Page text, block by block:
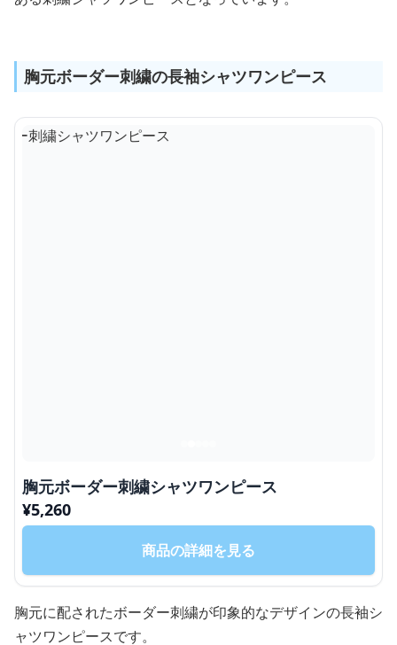
胸元ボーダー刺繍の長袖シャツワンピース
胸元ボーダー刺繍シャツワンピース
¥5,260
商品の詳細を見る
胸元に配されたボーダー刺繍が印象的なデザインの長袖シ
ャツワンピースです。